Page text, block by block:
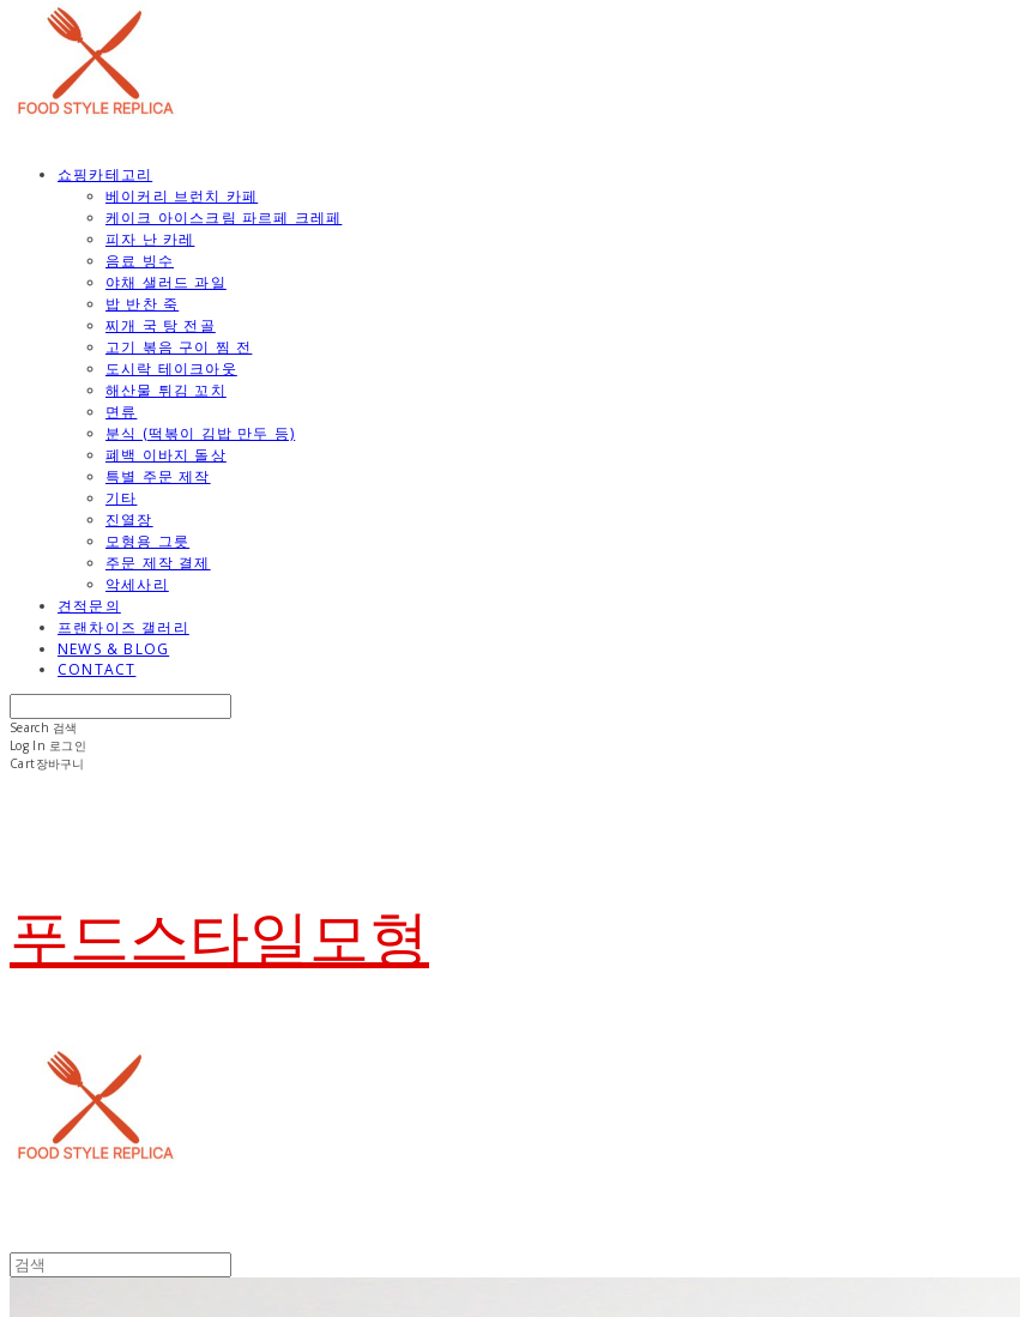
쇼핑카테고리
베이커리 브런치 카페
케이크 아이스크림 파르페 크레페
피자 난 카레
음료 빙수
야채 샐러드 과일
밥 반찬 죽
찌개 국 탕 전골
고기 볶음 구이 찜 전
도시락 테이크아웃
해산물 튀김 꼬치
면류
분식 (떡볶이 김밥 만두 등)
폐백 이바지 돌상
특별 주문 제작
기타
진열장
모형용 그릇
주문 제작 결제
악세사리
견적문의
프랜차이즈 갤러리
NEWS & BLOG
CONTACT
Search 검색
Log In 로그인
Cart장바구니
푸드스타일모형